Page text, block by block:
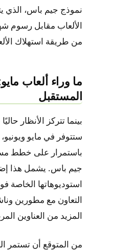
نموذج جيم باس، الذي
الألعاب مقابل رسوم
من طريقة استهلاك
ما وراء ألعاب
المستقبل
بينما تتركز الأنظار
ستتوفر في مايو
باستمرار على خطط
جيم باس. يشمل هذا
استوديوهاتها الخاصة
التعاون مع مطورين
المزيد من العناوين
من المتوقع أن تستمر